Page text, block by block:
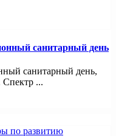
санитарный день
санитарный день,
Спектр ...